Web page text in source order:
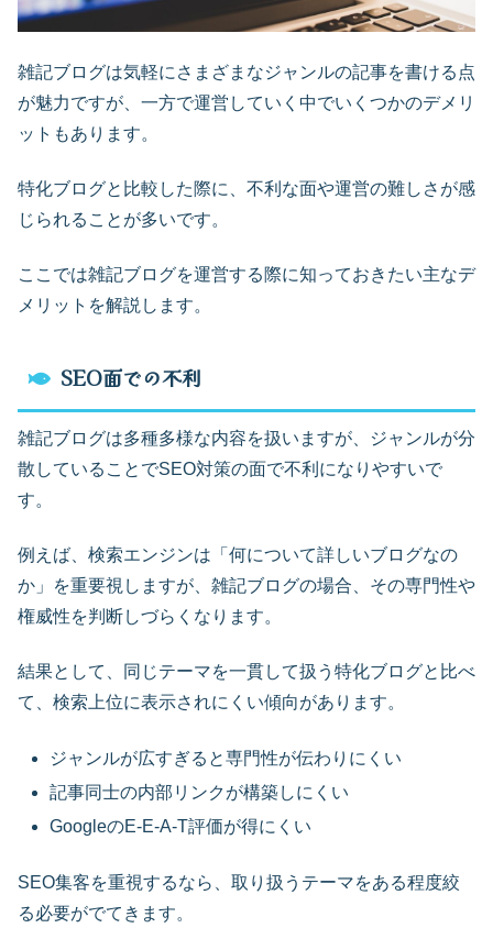
雑記ブログは気軽にさまざまなジャンルの記事を書ける点
が魅力ですが、一方で運営していく中でいくつかのデメリ
ットもあります。
特化ブログと比較した際に、不利な面や運営の難しさが感
じられることが多いです。
ここでは雑記ブログを運営する際に知っておきたい主なデ
メリットを解説します。
SEO面での不利
雑記ブログは多種多様な内容を扱いますが、ジャンルが分
散していることでSEO対策の面で不利になりやすいで
す。
例えば、検索エンジンは「何について詳しいブログなの
か」を重要視しますが、雑記ブログの場合、その専門性や
権威性を判断しづらくなります。
結果として、同じテーマを一貫して扱う特化ブログと比べ
て、検索上位に表示されにくい傾向があります。
ジャンルが広すぎると専門性が伝わりにくい
記事同士の内部リンクが構築しにくい
GoogleのE-E-A-T評価が得にくい
SEO集客を重視するなら、取り扱うテーマをある程度絞
る必要がでてきます。